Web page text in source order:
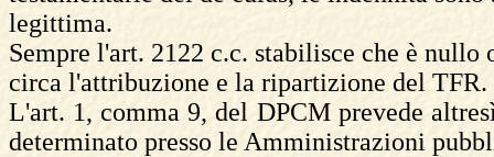
legittima.
Sempre l'art. 2122 c.c. stabilisce che è
circa l'attribuzione e la ripartizione del TFR.
L'art. 1, comma 9, del DPCM prevede
determinato presso le Amministrazioni